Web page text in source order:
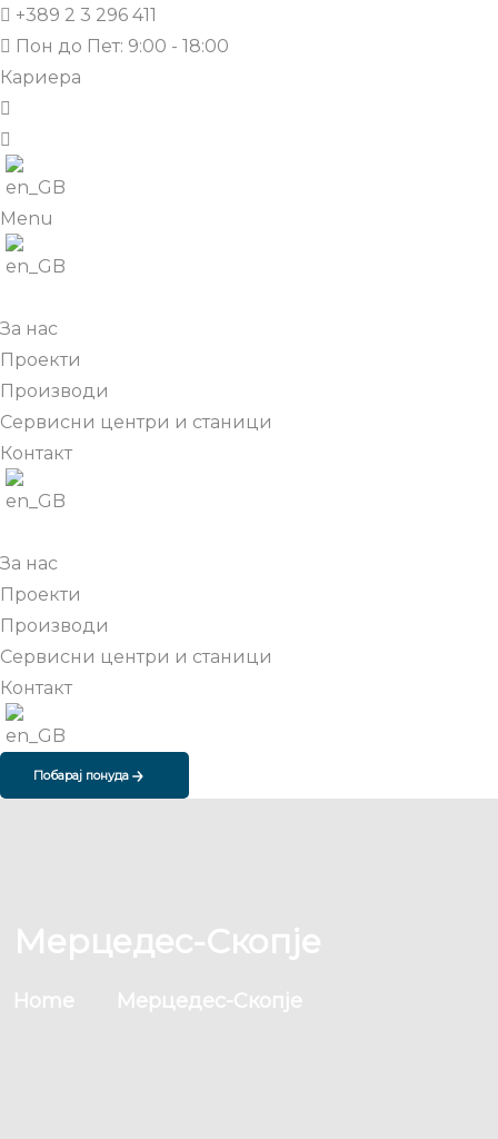
+389 2 3 296 411
Пон до Пет: 9:00 - 18:00
Кариера
Menu
За нас
Проекти
Производи
Сервисни центри и станици
Контакт
За нас
Проекти
Производи
Сервисни центри и станици
Контакт
Побарај понуда
Мерцедес-Скопје
Home Мерцедес-Скопје